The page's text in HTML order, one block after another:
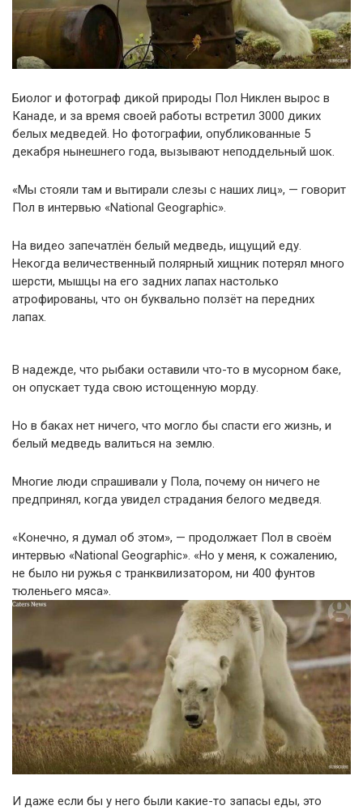
Биолог и фотограф дикой природы Пол Никлен вырос в
Канаде, и за время своей работы встретил 3000 диких
белых медведей. Но фотографии, опубликованные 5
декабря нынешнего года, вызывают неподдельный шок.
«Мы стояли там и вытирали слезы с наших лиц», — говорит
Пол в интервью «National Geographic».
На видео запечатлён белый медведь, ищущий еду.
Некогда величественный полярный хищник потерял много
шерсти, мышцы на его задних лапах настолько
атрофированы, что он буквально ползёт на передних
лапах.
В надежде, что рыбаки оставили что-то в мусорном баке,
он опускает туда свою истощенную морду.
Но в баках нет ничего, что могло бы спасти его жизнь, и
белый медведь валиться на землю.
Многие люди спрашивали у Пола, почему он ничего не
предпринял, когда увидел страдания белого медведя.
«Конечно, я думал об этом», — продолжает Пол в своём
интервью «National Geographic». «Но у меня, к сожалению,
не было ни ружья с транквилизатором, ни 400 фунтов
тюленьего мяса».
И даже если бы у него были какие-то запасы еды, это